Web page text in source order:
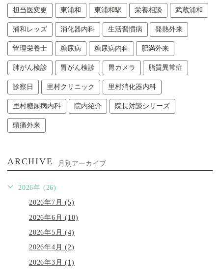
担当医変更 東浦和 東浦和駅 栄養相談 武蔵浦和
浦和レッズ 消化器内科 生活習慣病 発熱外来
管理栄養士 糖尿病 糖尿病内科 肥満外来
肺がん検診 胃がん検診 胃カメラ 脂質異常症
診察日 里村クリニック 里村消化器内科
里村糖尿病内科 院内紹介 院長対談シリーズ
頭痛外来
ARCHIVE 月別アーカイブ
2026年 (26)
2026年7月 (5)
2026年6月 (10)
2026年5月 (4)
2026年4月 (2)
2026年3月 (1)